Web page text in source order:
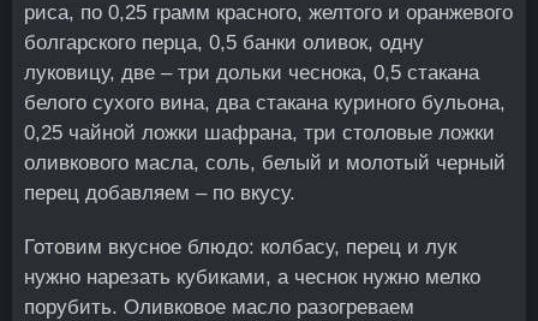
риса, по 0,25 грамм красного, желтого и оранжевого
болгарского перца, 0,5 банки оливок, одну
луковицу, две – три дольки чеснока, 0,5 стакана
белого сухого вина, два стакана куриного бульона,
0,25 чайной ложки шафрана, три столовые ложки
оливкового масла, соль, белый и молотый черный
перец добавляем – по вкусу.
Готовим вкусное блюдо: колбасу, перец и лук
нужно нарезать кубиками, а чеснок нужно мелко
порубить. Оливковое масло разогреваем